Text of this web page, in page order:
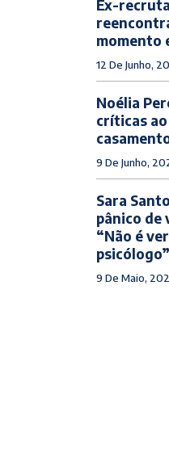
Ex-
momento
12 De Junho,
Noélia
críticas
9 De Junho,
Sara
pânico de
“Não é
psicólogo”
9 De Maio,